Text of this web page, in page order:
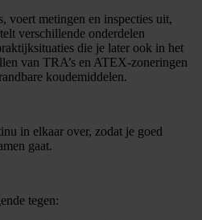
voert metingen en inspecties uit,
verschillende onderdelen
die je later ook in het
van TRA’s en ATEX-zoneringen
koudemiddelen.
in elkaar over, zodat je goed
gaat.
tegen: